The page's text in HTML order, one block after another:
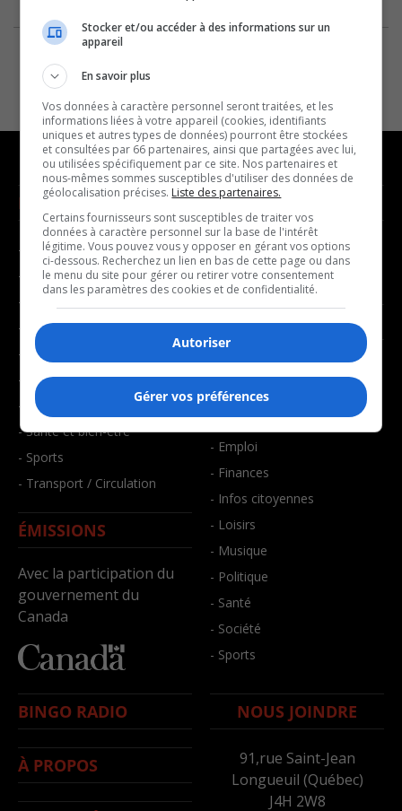
NOUVELLES
- Affaires municipales
- Communauté / Social
- Culture
- Économie
- Éducation
- Environnement
- Faits divers
- Santé et bien-être
- Sports
- Transport / Circulation
ÉMISSIONS
Avec la participation du
gouvernement du
Canada
MUSIQUE
- Décompte franco
- Joué récemment
BALADOS
- Art de vivre
- Bien-être
- Emploi
- Finances
- Infos citoyennes
- Loisirs
- Musique
- Politique
- Santé
- Société
- Sports
BINGO RADIO
À PROPOS
NOUS JOINDRE
91,rue Saint-Jean
Longueuil (Québec)
J4H 2W8
Stocker et/ou accéder à des informations sur un
appareil
En savoir plus
Vos données à caractère personnel seront traitées, et les
informations liées à votre appareil (cookies, identifiants
uniques et autres types de données) pourront être stockées
et consultées par 66 partenaires, ainsi que partagées avec lui,
ou utilisées spécifiquement par ce site. Nos partenaires et
nous-mêmes sommes susceptibles d'utiliser des données de
géolocalisation précises. Liste des partenaires.
Certains fournisseurs sont susceptibles de traiter vos
données à caractère personnel sur la base de l'intérêt
légitime. Vous pouvez vous y opposer en gérant vos options
ci-dessous. Recherchez un lien en bas de cette page ou dans
le menu du site pour gérer ou retirer votre consentement
dans les paramètres des cookies et de confidentialité.
Autoriser
Gérer vos préférences